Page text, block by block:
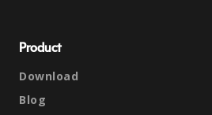
Product
Download
Blog